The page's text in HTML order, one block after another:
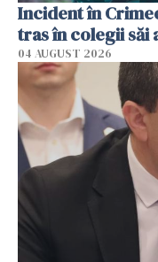
Incident în
tras în colegii săi
04 AUGUST 2026